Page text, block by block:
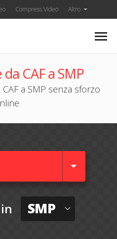
Compress Video Altro
CAF a SMP
a SMP senza sforzo
in SMP